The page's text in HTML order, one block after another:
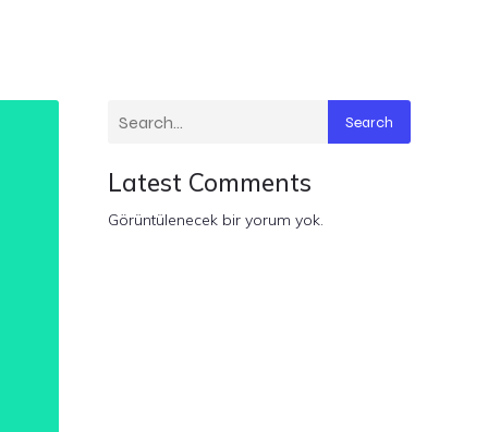
Search
Latest Comments
Görüntülenecek bir yorum yok.